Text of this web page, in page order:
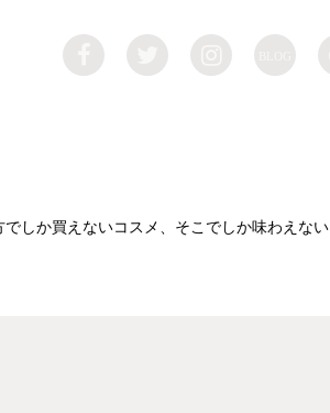
しか買えないコスメ、そこでしか味わえない